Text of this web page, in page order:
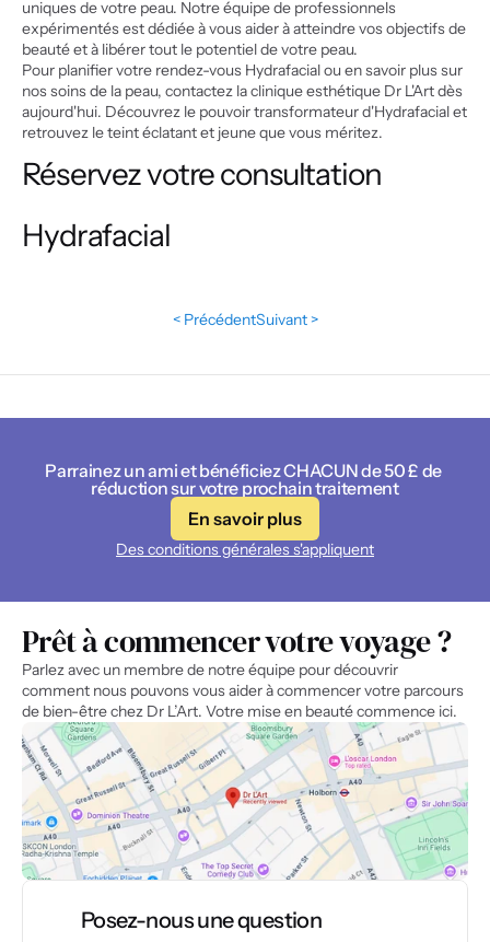
uniques de votre peau. Notre équipe de professionnels
expérimentés est dédiée à vous aider à atteindre vos objectifs de
beauté et à libérer tout le potentiel de votre peau.
Pour planifier votre rendez-vous Hydrafacial ou en savoir plus sur
nos soins de la peau, contactez la clinique esthétique Dr L'Art dès
aujourd'hui. Découvrez le pouvoir transformateur d'Hydrafacial et
retrouvez le teint éclatant et jeune que vous méritez.
Réservez votre consultation
Hydrafacial
< PrécédentSuivant >
Parrainez un ami et bénéficiez CHACUN de 50 £ de
réduction sur votre prochain traitement
En savoir plus
Des conditions générales s'appliquent
Prêt à commencer votre voyage ?
Parlez avec un membre de notre équipe pour découvrir
comment nous pouvons vous aider à commencer votre parcours
de bien-être chez Dr L’Art. Votre mise en beauté commence ici.
Posez-nous une question